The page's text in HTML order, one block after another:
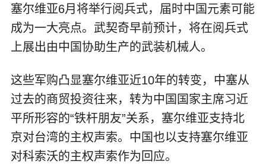
塞尔维亚6月将举行阅兵式，届时中国元素可能
成为一大亮点。武契奇早前预计，将在阅兵式
上展出由中国协助生产的武装机械人。
这些军购凸显塞尔维亚近10年的转变，中塞从
过去的商贸投资往来，转为中国国家主席习近
平所形容的“铁杆朋友”关系，塞尔维亚支持北
京对台湾的主权声索。中国也以支持塞尔维亚
对科索沃的主权声索作为回应。